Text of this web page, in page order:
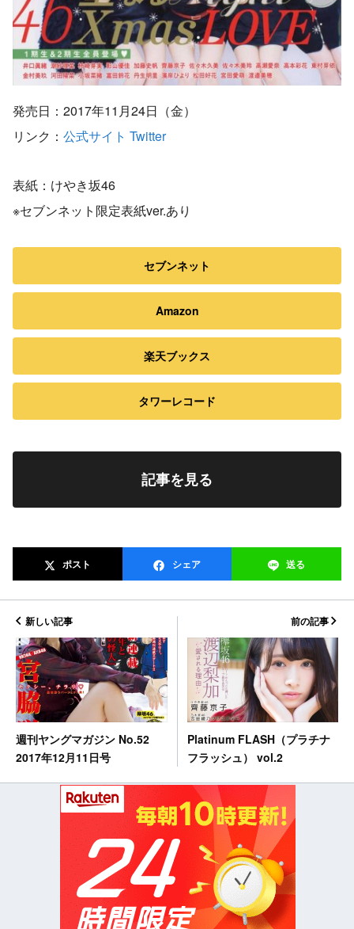
発売日：2017年11月24日（金）
リンク： 公式サイト Twitter
表紙：けやき坂46
※セブンネット限定表紙ver.あり
セブンネット
Amazon
楽天ブックス
タワーレコード
記事を見る
ポスト シェア 送る
新しい記事
週刊ヤングマガジン No.52
2017年12月11日号
前の記事
Platinum FLASH（プラチナ
フラッシュ） vol.2